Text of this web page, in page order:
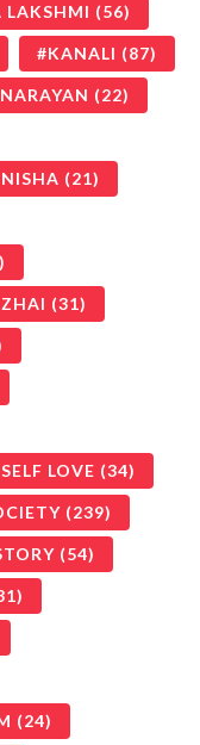
LAKSHMI (56)
KANALI (87)
(22)
(21)
(31)
SELF LOVE (34)
(239)
(54)
(24)